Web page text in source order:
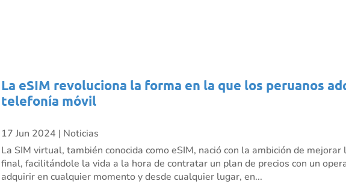
La eSIM revoluciona la forma en la que los peruanos
telefonía móvil
17 Jun 2024 | Noticias
La SIM virtual, también conocida como eSIM, nació con la ambición de
final, facilitándole la vida a la hora de contratar un plan de precios con un
adquirir en cualquier momento y desde cualquier lugar, en...